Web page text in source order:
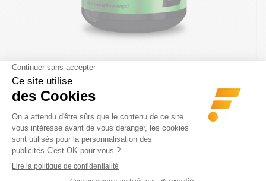
BIOTECH USA
TRIBULUS MAXIMUS 1500 MG (90COMP)
26.9 €
Les athlètes qui s’entraînent dur ont besoin de
boosters pour…
VOIR LE PRODUIT